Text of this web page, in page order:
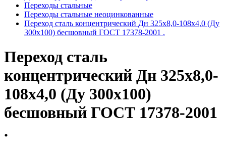
Переходы стальные
Переходы стальные неоцинкованные
Переход сталь концентрический Дн 325х8,0-108х4,0 (Ду
300х100) бесшовный ГОСТ 17378-2001 .
Переход сталь
концентрический Дн 325х8,0-
108х4,0 (Ду 300х100)
бесшовный ГОСТ 17378-2001
.